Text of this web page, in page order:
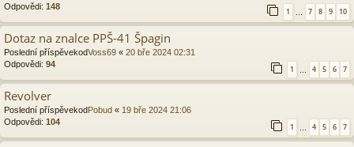
Odpovědi: 148
1 7 8 9 10
Dotaz na znalce PPŠ-41 Špagin
Poslední příspěvekodVoss69 « 20 bře 2024 02:31
Odpovědi: 94
1 … 4 5 6 7
Revolver
Poslední příspěvekodPobud « 19 bře 2024 21:06
Odpovědi: 104
1 … 4 5 6 7